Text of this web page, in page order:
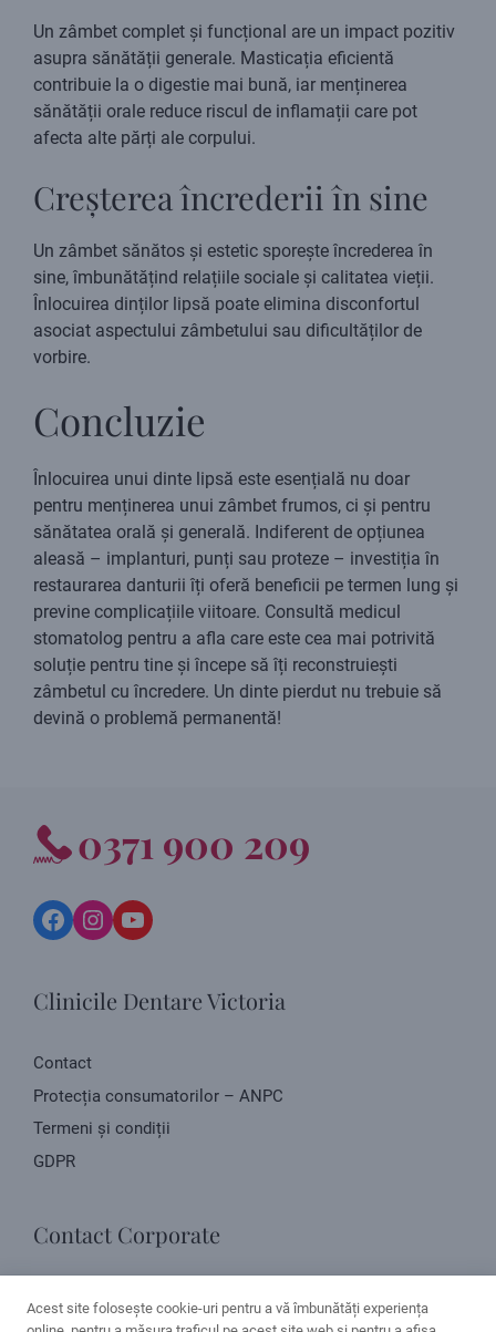
Un zâmbet complet și funcțional are un impact pozitiv
asupra sănătății generale. Masticația eficientă
contribuie la o digestie mai bună, iar menținerea
sănătății orale reduce riscul de inflamații care pot
afecta alte părți ale corpului.
Creșterea încrederii în sine
Un zâmbet sănătos și estetic sporește încrederea în
sine, îmbunătățind relațiile sociale și calitatea vieții.
Înlocuirea dinților lipsă poate elimina disconfortul
asociat aspectului zâmbetului sau dificultăților de
vorbire.
Concluzie
Înlocuirea unui dinte lipsă este esențială nu doar
pentru menținerea unui zâmbet frumos, ci și pentru
sănătatea orală și generală. Indiferent de opțiunea
aleasă – implanturi, punți sau proteze – investiția în
restaurarea danturii îți oferă beneficii pe termen lung și
previne complicațiile viitoare. Consultă medicul
stomatolog pentru a afla care este cea mai potrivită
soluție pentru tine și începe să îți reconstruiești
zâmbetul cu încredere. Un dinte pierdut nu trebuie să
devină o problemă permanentă!
0371 900 209
Facebook
Instagram
YouTube
Clinicile Dentare Victoria
Contact
Protecția consumatorilor – ANPC
Termeni și condiții
GDPR
Contact Corporate
Acest site folosește cookie-uri pentru a vă îmbunătăți experiența